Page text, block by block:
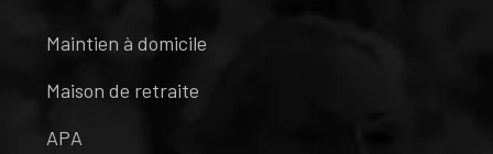
Maintien à domicile
Maison de retraite
APA